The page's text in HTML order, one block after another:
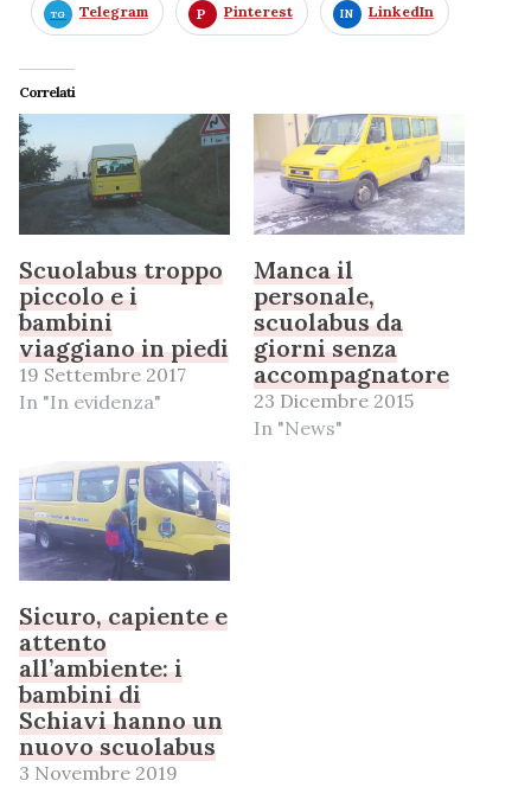
Telegram Pinterest LinkedIn
Correlati
Scuolabus troppo
piccolo e i
bambini
viaggiano in piedi
19 Settembre 2017
In "In evidenza"
Manca il
personale,
scuolabus da
giorni senza
accompagnatore
23 Dicembre 2015
In "News"
Sicuro, capiente e
attento
all’ambiente: i
bambini di
Schiavi hanno un
nuovo scuolabus
3 Novembre 2019